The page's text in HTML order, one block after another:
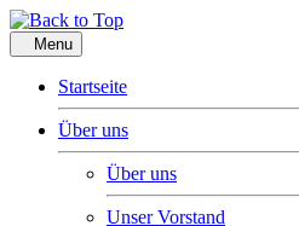
Menu
Startseite
Über uns
Über uns
Unser Vorstand